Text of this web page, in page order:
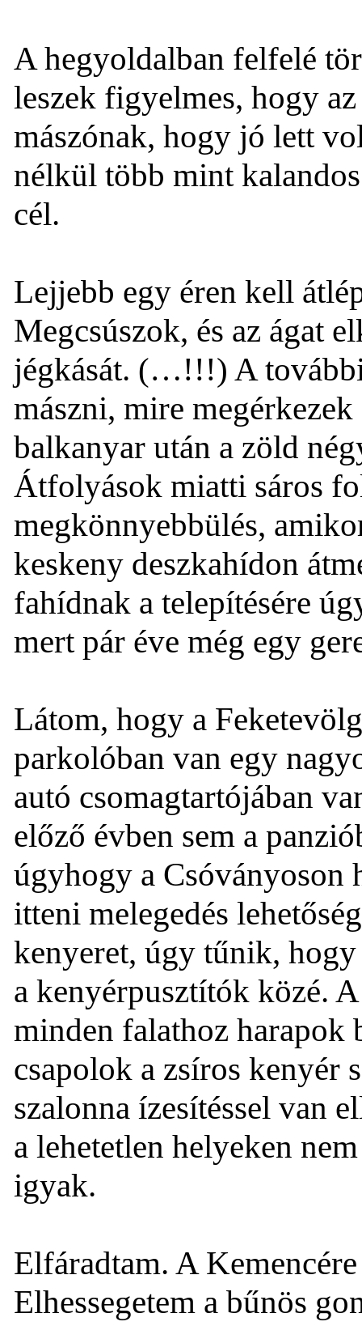
A hegyoldalban felfelé
leszek figyelmes, hogy
mászónak, hogy jó lett
nélkül több mint
cél.
Lejjebb egy éren kell
Megcsúszok, és az ágat
jégkását. (…!!!) A
mászni, mire megérkezek
balkanyar után a zöld
Átfolyások miatti sáros
megkönnyebbülés,
keskeny deszkahídon
fahídnak a telepítésére
mert pár éve még egy
Látom, hogy a
parkolóban van egy
autó csomagtartójában
előző évben sem a
úgyhogy a Csóványoson
itteni melegedés
kenyeret, úgy tűnik,
a kenyérpusztítók közé.
minden falathoz harapok
csapolok a zsíros kenyér
szalonna ízesítéssel van
a lehetetlen helyeken
igyak.
Elfáradtam. A
Elhessegetem a bűnös